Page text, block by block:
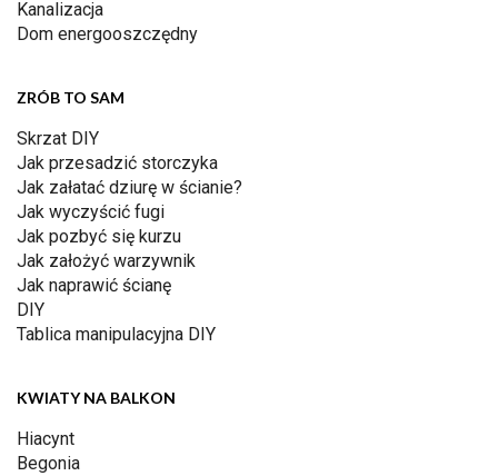
Kanalizacja
Dom energooszczędny
ZRÓB TO SAM
Skrzat DIY
Jak przesadzić storczyka
Jak załatać dziurę w ścianie?
Jak wyczyścić fugi
Jak pozbyć się kurzu
Jak założyć warzywnik
Jak naprawić ścianę
DIY
Tablica manipulacyjna DIY
KWIATY NA BALKON
Hiacynt
Begonia